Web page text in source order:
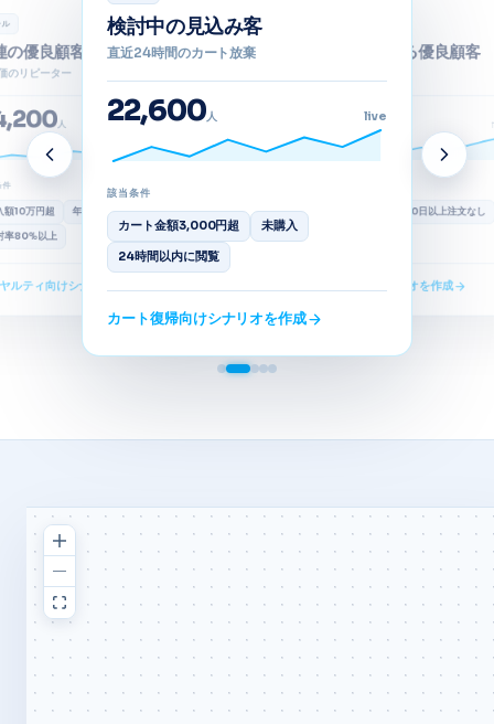
ル
の​優良顧客
の​リピーター
人 ↑ 4.2%
件
額10万円超 年6回以上の​注文
率80%以上
ルティ向けシナリオを​作成
検討中の​見込み客
直近24時間の​カート放棄
22,600人 live
該当条件
カート金額3,000円超 ​未購入
24時間以内に​閲覧
カート復帰向けシナリオを​作成
離反しかけている​優良顧客
31,800人
解約スコア0.8以上 ​60日以上​注文なし
開封率40%減
再購入促進向けシナリオを​作成
↑ 6%